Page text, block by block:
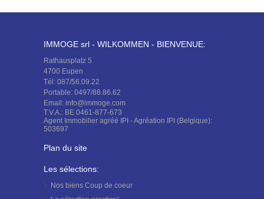
IMMOGE srl - WILKOMMEN - BIENVENUE:
Rathausplatz 5
4700 Eupen
Tél: 087/56.09.22
Portable: 0497/88.86.62
Email: info@immoge.com
T.V.A.: BE 0461-877-673
Agent Immobilier agréé IPI - Agréation IPI (Belgique):
503697
Plan du site
Les sélections:
Nos biens Coup de coeur